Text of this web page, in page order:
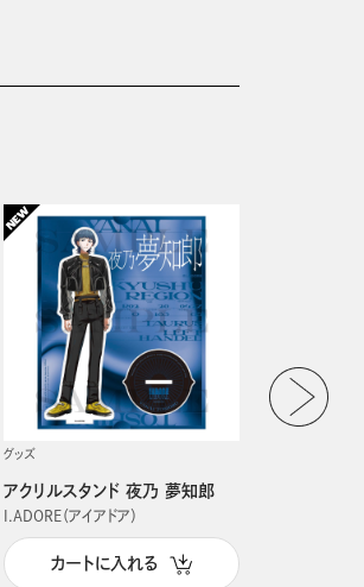
グッズ
アクリルスタンド 夜乃 夢知郎
I.ADORE（アイアドア）
カートに入れる